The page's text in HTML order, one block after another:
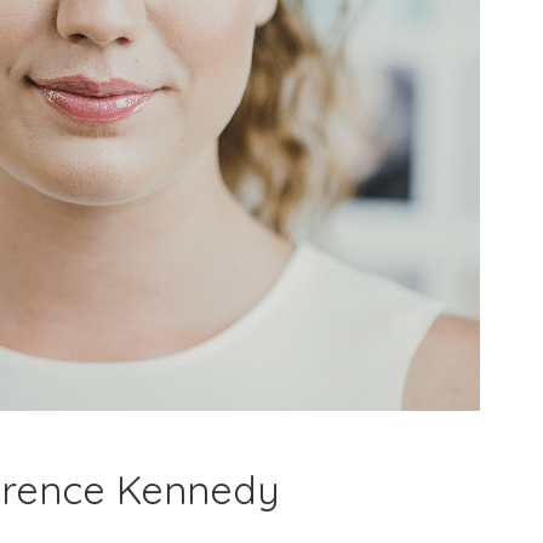
Kennedy